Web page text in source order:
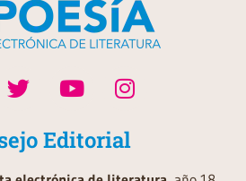
Editorial